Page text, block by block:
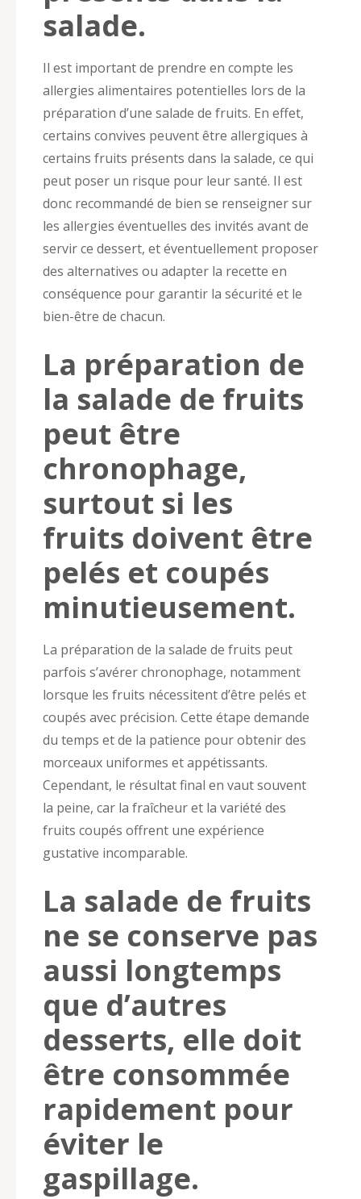
salade.
Il est important de prendre en compte les
allergies alimentaires potentielles lors de la
préparation d’une salade de fruits. En effet,
certains convives peuvent être allergiques à
certains fruits présents dans la salade, ce qui
peut poser un risque pour leur santé. Il est
donc recommandé de bien se renseigner sur
les allergies éventuelles des invités avant de
servir ce dessert, et éventuellement proposer
des alternatives ou adapter la recette en
conséquence pour garantir la sécurité et le
bien-être de chacun.
La préparation de
la salade de fruits
peut être
chronophage,
surtout si les
fruits doivent être
pelés et coupés
minutieusement.
La préparation de la salade de fruits peut
parfois s’avérer chronophage, notamment
lorsque les fruits nécessitent d’être pelés et
coupés avec précision. Cette étape demande
du temps et de la patience pour obtenir des
morceaux uniformes et appétissants.
Cependant, le résultat final en vaut souvent
la peine, car la fraîcheur et la variété des
fruits coupés offrent une expérience
gustative incomparable.
La salade de fruits
ne se conserve pas
aussi longtemps
que d’autres
desserts, elle doit
être consommée
rapidement pour
éviter le
gaspillage.